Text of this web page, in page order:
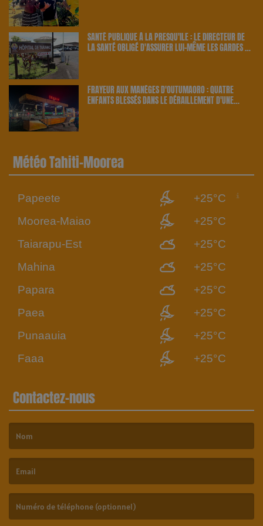
SANTÉ PUBLIQUE À LA PRESQU'ÎLE : LE DIRECTEUR DE
LA SANTÉ OBLIGÉ D'ASSURER LUI-MÊME LES GARDES À
FRAYEUR AUX MANÈGES D'OUTUMAORO : QUATRE
ENFANTS BLESSÉS DANS LE DÉRAILLEMENT D'UNE
Météo Tahiti-Moorea
Papeete
+25°C
Moorea-Maiao
+25°C
Taiarapu-Est
+25°C
Mahina
+25°C
Papara
+25°C
Paea
+25°C
Punaauia
+25°C
Faaa
+25°C
Contactez-nous